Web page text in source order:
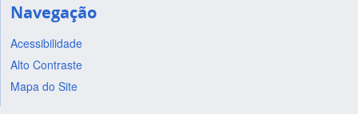
Navegação
Acessibilidade
Alto Contraste
Mapa do Site